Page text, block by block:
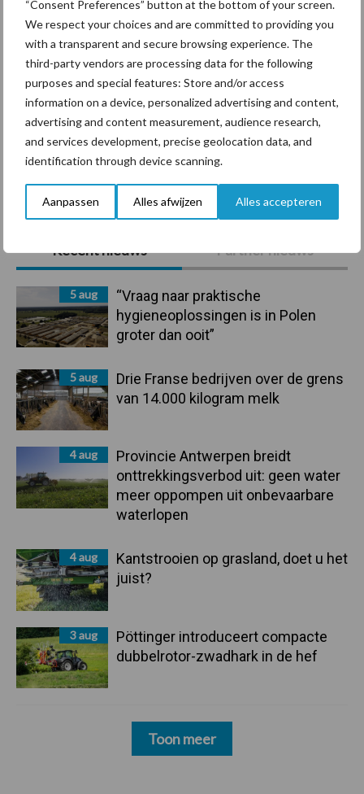
“Consent Preferences” button at the bottom of your screen.
We respect your choices and are committed to providing you
with a transparent and secure browsing experience. The
third-party vendors are processing data for the following
purposes and special features: Store and/or access
information on a device, personalized advertising and content,
advertising and content measurement, audience research,
and services development, precise geolocation data, and
identification through device scanning.
Aanpassen Alles afwijzen Alles accepteren
Sidebar
Recent nieuws Partner nieuws
5 aug
“Vraag naar praktische
hygieneoplossingen is in Polen
groter dan ooit”
5 aug
Drie Franse bedrijven over de grens
van 14.000 kilogram melk
4 aug
Provincie Antwerpen breidt
onttrekkingsverbod uit: geen water
meer oppompen uit onbevaarbare
waterlopen
4 aug
Kantstrooien op grasland, doet u het
juist?
3 aug
Pöttinger introduceert compacte
dubbelrotor-zwadhark in de hef
Toon meer
kilogram melk
Provincie Antwerpen breidt
onttrekkingsverbod uit:
geen water meer
oppompen uit onbevaarbare
waterlopen